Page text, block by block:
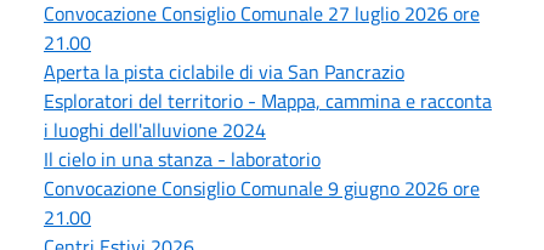
Convocazione Consiglio Comunale 27 luglio 2026 ore
21.00
Aperta la pista ciclabile di via San Pancrazio
Esploratori del territorio - Mappa, cammina e racconta
i luoghi dell'alluvione 2024
Il cielo in una stanza - laboratorio
Convocazione Consiglio Comunale 9 giugno 2026 ore
21.00